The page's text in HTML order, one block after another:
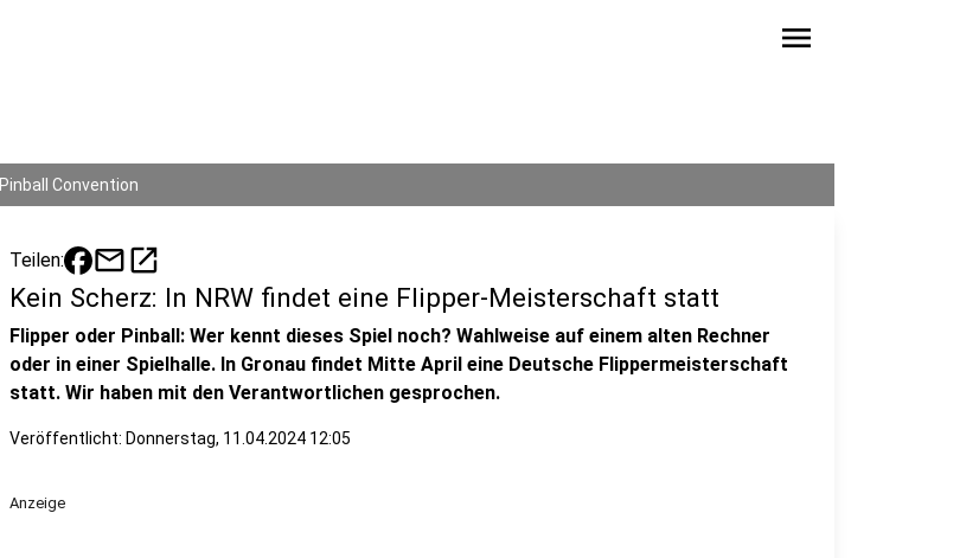
menu
Pinball Convention
Teilen: mailopen_in_new
Kein Scherz: In NRW findet eine Flipper-Meisterschaft statt
Flipper oder Pinball: Wer kennt dieses Spiel noch? Wahlweise auf einem alten Rechner
oder in einer Spielhalle. In Gronau findet Mitte April eine Deutsche Flippermeisterschaft
statt. Wir haben mit den Verantwortlichen gesprochen.
Veröffentlicht: Donnerstag, 11.04.2024 12:05
Anzeige